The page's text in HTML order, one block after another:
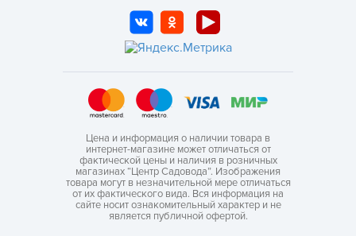
Цена и информация о наличии товара в
интернет-магазине может отличаться от
фактической цены и наличия в розничных
магазинах “Центр Садовода”. Изображения
товара могут в незначительной мере отличаться
от их фактического вида. Вся информация на
сайте носит ознакомительный характер и не
является публичной офертой.